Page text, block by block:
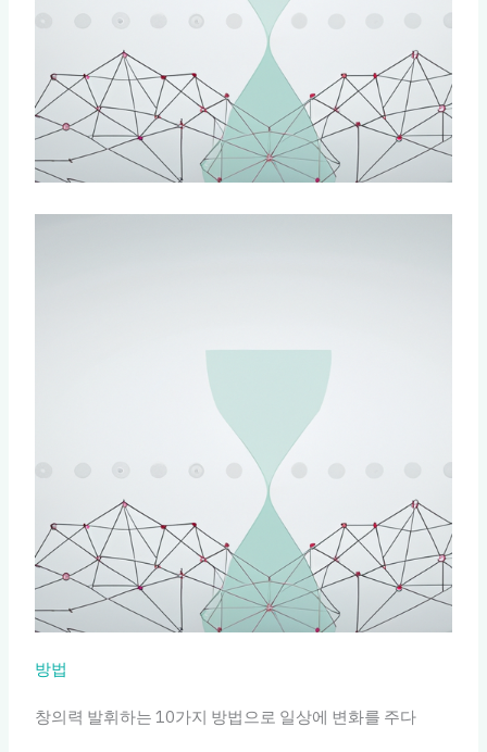
방법
창의력 발휘하는 10가지 방법으로 일상에 변화를 주다